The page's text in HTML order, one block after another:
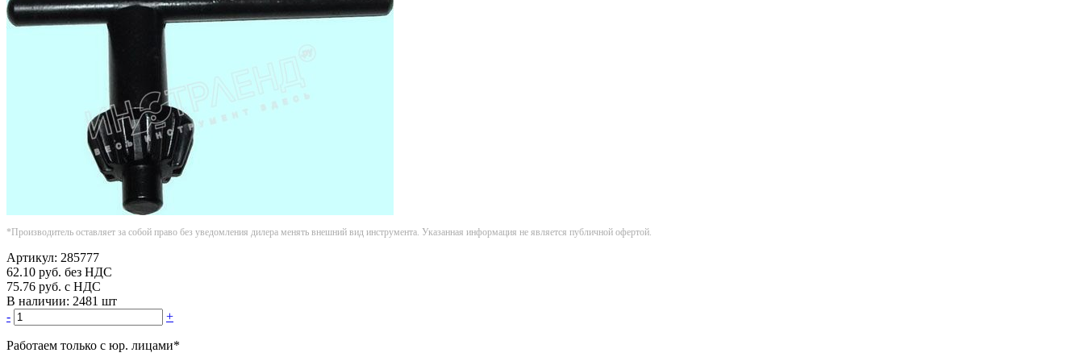
*Производитель оставляет за собой право без уведомления дилера менять внешний вид инструмента. Указанная информация не является публичной офертой.
Артикул: 285777
62.10 руб. без НДС
75.76 руб. с НДС
В наличии: 2481 шт
-
+
Работаем только с юр. лицами*